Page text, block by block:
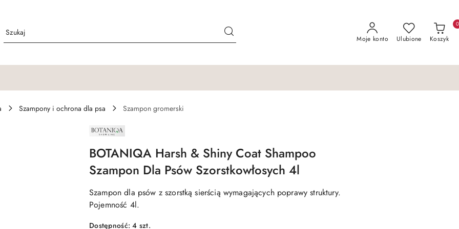
Moje konto Ulubione Koszyk
0
Szampony i ochrona dla psa
Szampon gromerski
NAZWA
PRODUCENTA:
BOTANIQA Harsh & Shiny Coat Shampoo
Szampon Dla Psów Szorstkowłosych 4l
Szampon dla psów z szorstką sierścią wymagających poprawy struktury.
Pojemność 4l.
Dostępność:4 szt.